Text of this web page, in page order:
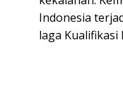
Indonesia
laga Kualifikasi